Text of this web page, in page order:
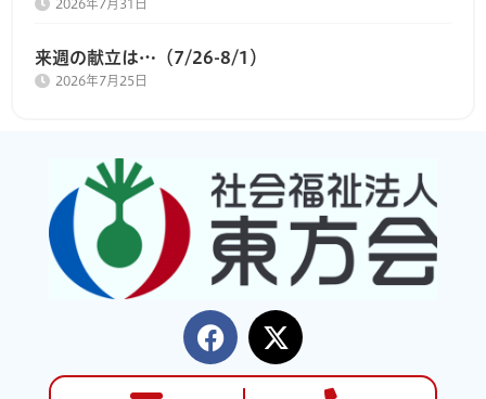
2026年7月31日
来週の献立は…（7/26-8/1）
2026年7月25日